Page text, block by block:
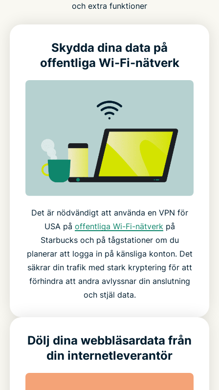
och extra funktioner
Skydda dina data på
offentliga Wi-Fi-nätverk
Det är nödvändigt att använda en VPN för
USA på offentliga Wi-Fi-nätverk på
Starbucks och på tågstationer om du
planerar att logga in på känsliga konton. Det
säkrar din trafik med stark kryptering för att
förhindra att andra avlyssnar din anslutning
och stjäl data.
Dölj dina webbläsardata från
din internetleverantör